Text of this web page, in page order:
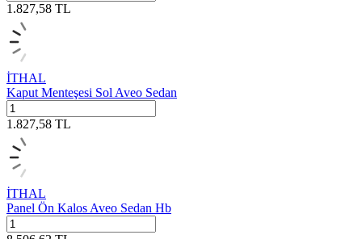
1.827,58 TL
İTHAL
Kaput Menteşesi Sol Aveo Sedan
1.827,58 TL
İTHAL
Panel Ön Kalos Aveo Sedan Hb